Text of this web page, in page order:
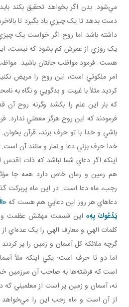
مي‌شود. بدن اگر بخواهد تحقيق بکند
دست بدهد تا يک چيزي ياد بگيرد تا
داشته باشد اما روح اگر خواست يک
يک روزي از عمرش کم بشود که نيست،
هست. فرمود مواظب جانتان باشيد.
امر ملکوتي است، اين روح را مريض
کرديد مثلاً با غيبت و بدگويي و نگاه به
که بار اين علم را بکشد وگرنه روح آن
فرمودند که اين روح هرگز معطلي ندارد.
باشي و خدا با تو حرف بزند، قرآن
خدا حرف بزني دعا و نماز و مانند آن
اينکه اگر دعاي شما نباشد که ذات اقدس
هم زمين و زمان خاص دارد همه جا
رجب، ماه دعا است. در اين ماه پربرکت
دعاهاي هر روز اين دعايي هم هست که
يَدْعُوكَ بِهِ» اين قسمت مهمّش عظمت و
کلمات الهي و معارف الهي را يک عده‌اي
گرچه ملائکه کل آسمان و زمين را پر کردند
اما دو تا حرف است: يکي اينکه ملأ
است که فرشته‌ها به صاحب آن سرزمين
نه، آسمان و زمين پر است از معلميني که
از آن است و ماه رجب اين را مي‌خواهد